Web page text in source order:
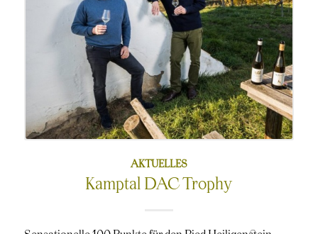
AKTUELLES
Kamptal DAC Trophy